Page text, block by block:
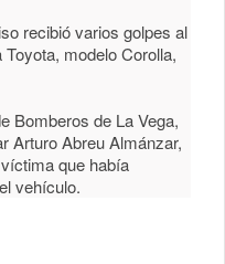
recibió varios golpes al
modelo Corolla,
Bomberos de La Vega,
Arturo Abreu Almánzar,
que había
vehículo.